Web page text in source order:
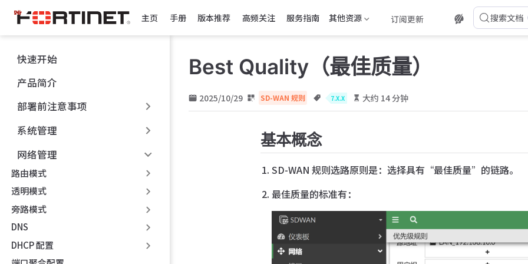
跳
至
主
內
容
主页 手册 版本推荐 高频关注 服务指南 其他资源 订阅更新 搜索文档
快速开始
产品简介
部署前注意事项
系统管理
网络管理
路由模式
透明模式
旁路模式
DNS
DHCP 配置
Best Quality（最佳质量）
2025/10/29 SD-WAN 规则 7.X.X 大约 14 分钟
基本概念
SD-WAN 规则选路原则是：选择具有“最佳质量”的链路。
最佳质量的标准有：